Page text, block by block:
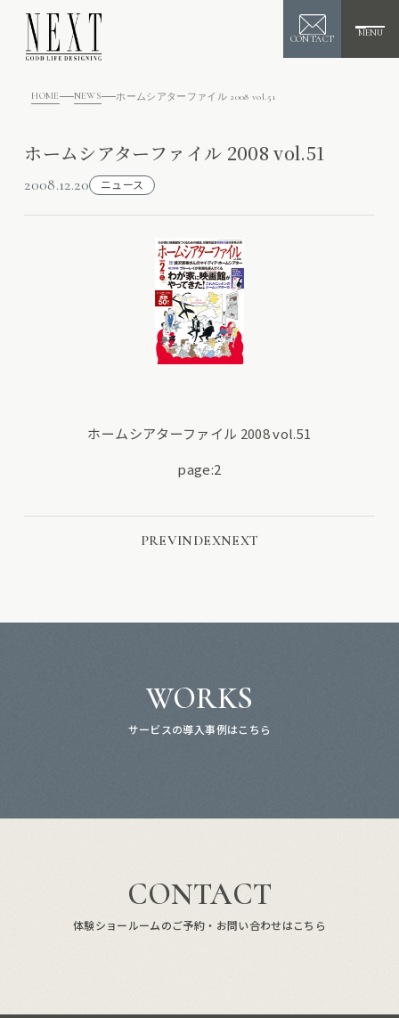
CONTACT
MENU
HOME NEWS ホームシアターファイル 2008 vol.51
ホームシアターファイル 2008 vol.51
2008.12.20 ニュース
ホームシアターファイル 2008 vol.51
page:2
PREVINDEXNEXT
WORKS
サービスの導入事例はこちら
CONTACT
体験ショールームのご予約・お問い合わせはこちら